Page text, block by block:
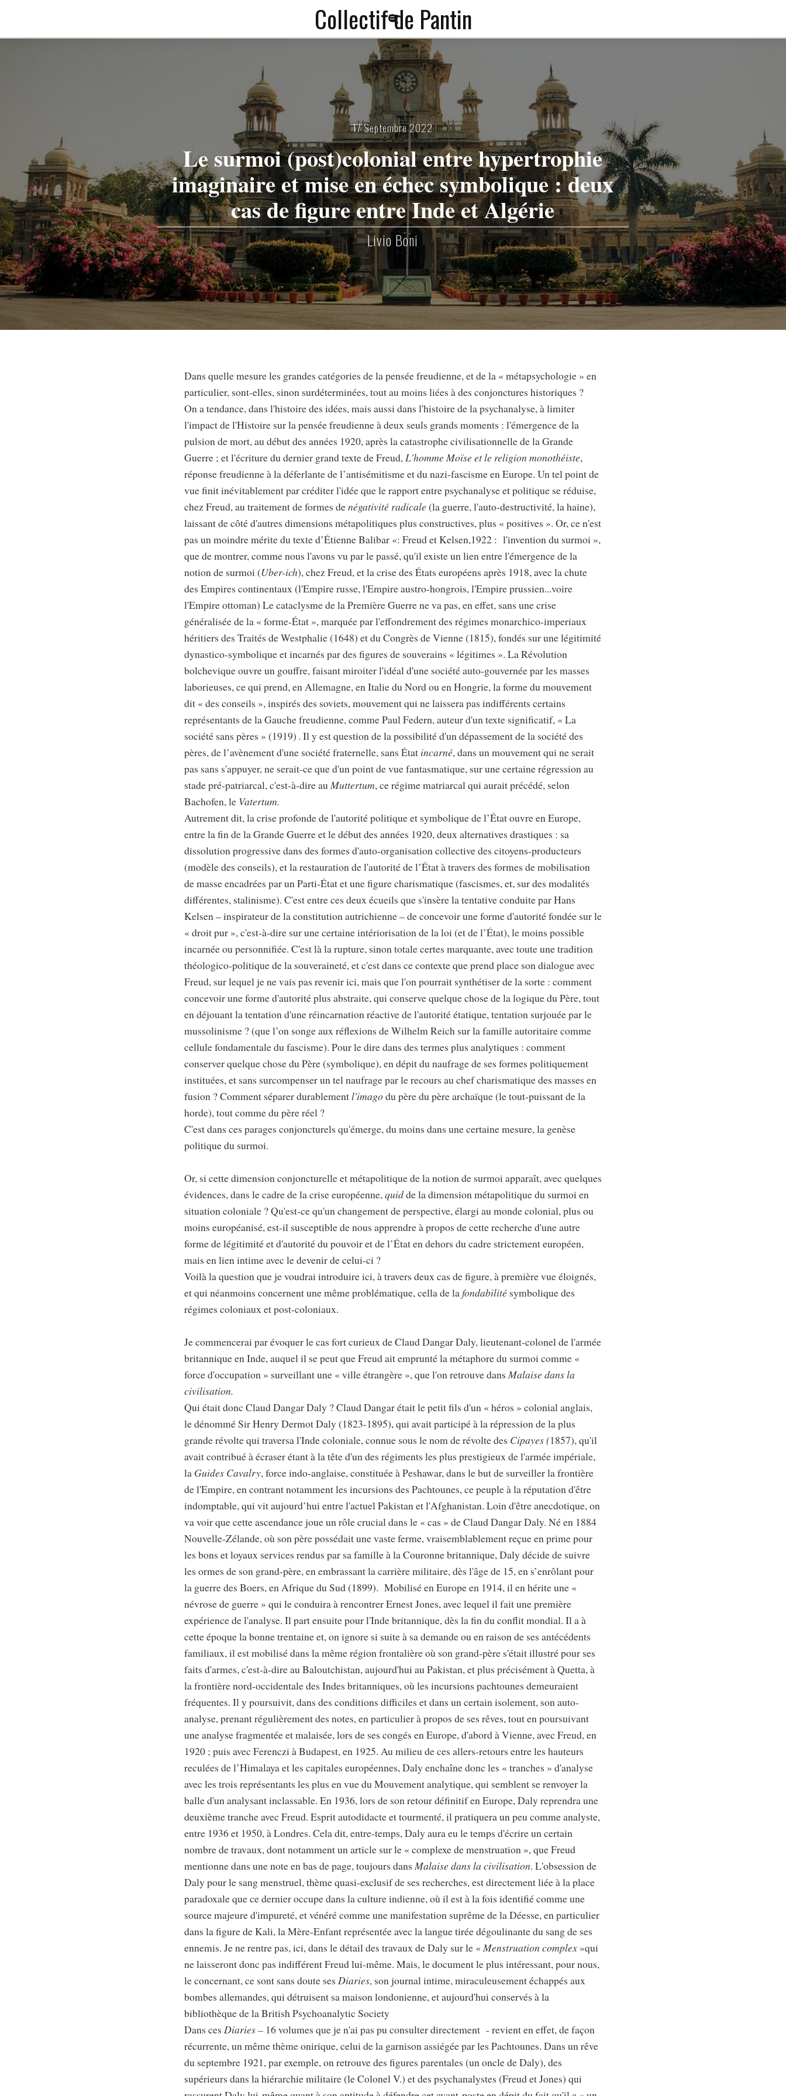
a
Collectif de Pantin
f
17 Septembre 2022
Le surmoi (post)colonial entre hypertrophie
imaginaire et mise en échec symbolique : deux
cas de figure entre Inde et Algérie
Livio Boni
Dans quelle mesure les grandes catégories de la pensée freudienne, et de la « métapsychologie » en
particulier, sont-elles, sinon surdéterminées, tout au moins liées à des conjonctures historiques ?
On a tendance, dans l'histoire des idées, mais aussi dans l'histoire de la psychanalyse, à limiter
l'impact de l'Histoire sur la pensée freudienne à deux seuls grands moments : l'émergence de la
pulsion de mort, au début des années 1920, après la catastrophe civilisationnelle de la Grande
Guerre ; et l'écriture du dernier grand texte de Freud,L'homme Moïse et le religion monothéiste,
réponse freudienne à la déferlante de l’antisémitisme et du nazi-fascisme en Europe. Un tel point de
vue finit inévitablement par créditer l'idée que le rapport entre psychanalyse et politique se réduise,
chez Freud, au traitement de formes denégativité radicale(la guerre, l'auto-destructivité, la haine),
laissant de côté d'autres dimensions métapolitiques plus constructives, plus « positives ». Or, ce n'est
pas un moindre mérite du texte d’Étienne Balibar «: Freud et Kelsen,1922 : l'invention du surmoi »,
que de montrer, comme nous l'avons vu par le passé, qu'il existe un lien entre l'émergence de la
notion de surmoi (Uber-ich), chez Freud, et la crise des États européens après 1918, avec la chute
des Empires continentaux (l'Empire russe, l'Empire austro-hongrois, l'Empire prussien...voire
l'Empire ottoman) Le cataclysme de la Première Guerre ne va pas, en effet, sans une crise
généralisée de la « forme-État », marquée par l'effondrement des régimes monarchico-imperiaux
héritiers des Traités de Westphalie (1648) et du Congrès de Vienne (1815), fondés sur une légitimité
dynastico-symbolique et incarnés par des figures de souverains « légitimes ». La Révolution
bolchevique ouvre un gouffre, faisant miroiter l'idéal d'une société auto-gouvernée par les masses
laborieuses, ce qui prend, en Allemagne, en Italie du Nord ou en Hongrie, la forme du mouvement
dit « des conseils », inspirés des soviets, mouvement qui ne laissera pas indifférents certains
représentants de la Gauche freudienne, comme Paul Federn, auteur d'un texte significatif, « La
société sans pères » (1919) . Il y est question de la possibilité d'un dépassement de la société des
pères, de l’avènement d'une société fraternelle, sans État incarné, dans un mouvement qui ne serait
pas sans s'appuyer, ne serait-ce que d'un point de vue fantasmatique, sur une certaine régression au
stade pré-patriarcal, c'est-à-dire auMuttertum, ce régime matriarcal qui aurait précédé, selon
Bachofen, le Vatertum.
Autrement dit, la crise profonde de l'autorité politique et symbolique de l’État ouvre en Europe,
entre la fin de la Grande Guerre et le début des années 1920, deux alternatives drastiques : sa
dissolution progressive dans des formes d'auto-organisation collective des citoyens-producteurs
(modèle des conseils), et la restauration de l'autorité de l’État à travers des formes de mobilisation
de masse encadrées par un Parti-État et une figure charismatique (fascismes, et, sur des modalités
différentes, stalinisme). C'est entre ces deux écueils que s'insère la tentative conduite par Hans
Kelsen – inspirateur de la constitution autrichienne – de concevoir une forme d'autorité fondée sur le
« droit pur », c'est-à-dire sur une certaine intériorisation de la loi (et de l’État), le moins possible
incarnée ou personnifiée. C'est là la rupture, sinon totale certes marquante, avec toute une tradition
théologico-politique de la souveraineté, et c'est dans ce contexte que prend place son dialogue avec
Freud, sur lequel je ne vais pas revenir ici, mais que l'on pourrait synthétiser de la sorte : comment
concevoir une forme d'autorité plus abstraite, qui conserve quelque chose de la logique du Père, tout
en déjouant la tentation d'une réincarnation réactive de l'autorité étatique, tentation surjouée par le
mussolinisme ? (que l’on songe aux réflexions de Wilhelm Reich sur la famille autoritaire comme
cellule fondamentale du fascisme). Pour le dire dans des termes plus analytiques : comment
conserver quelque chose du Père (symbolique), en dépit du naufrage de ses formes politiquement
instituées, et sans surcompenser un tel naufrage par le recours au chef charismatique des masses en
fusion ? Comment séparer durablementl'imagodu père du père archaïque (le tout-puissant de la
horde), tout comme du père réel ?
C'est dans ces parages conjoncturels qu'émerge, du moins dans une certaine mesure, la genèse
politique du surmoi.
Or, si cette dimension conjoncturelle et métapolitique de la notion de surmoi apparaît, avec quelques
évidences, dans le cadre de la crise européenne,quidde la dimension métapolitique du surmoi en
situation coloniale ? Qu'est-ce qu'un changement de perspective, élargi au monde colonial, plus ou
moins européanisé, est-il susceptible de nous apprendre à propos de cette recherche d'une autre
forme de légitimité et d'autorité du pouvoir et de l’État en dehors du cadre strictement européen,
mais en lien intime avec le devenir de celui-ci ?
Voilà la question que je voudrai introduire ici, à travers deux cas de figure, à première vue éloignés,
et qui néanmoins concernent une même problématique, cella de lafondabilité symbolique des
régimes coloniaux et post-coloniaux.
Je commencerai par évoquer le cas fort curieux de Claud Dangar Daly, lieutenant-colonel de l'armée
britannique en Inde, auquel il se peut que Freud ait emprunté la métaphore du surmoi comme «
force d'occupation » surveillant une « ville étrangère », que l'on retrouve dans Malaise dans la
civilisation.
Qui était donc Claud Dangar Daly ? Claud Dangar était le petit fils d'un « héros » colonial anglais,
le dénommé Sir Henry Dermot Daly (1823-1895), qui avait participé à la répression de la plus
grande révolte qui traversa l'Inde coloniale, connue sous le nom de révolte des Cipayes (1857), qu'il
avait contribué à écraser étant à la tête d'un des régiments les plus prestigieux de l'armée impériale,
la Guides Cavalry, force indo-anglaise, constituée à Peshawar, dans le but de surveiller la frontière
de l'Empire, en contrant notamment les incursions des Pachtounes, ce peuple à la réputation d'être
indomptable, qui vit aujourd’hui entre l'actuel Pakistan et l'Afghanistan. Loin d'être anecdotique, on
va voir que cette ascendance joue un rôle crucial dans le « cas » de Claud Dangar Daly. Né en 1884
Nouvelle-Zélande, où son père possédait une vaste ferme, vraisemblablement reçue en prime pour
les bons et loyaux services rendus par sa famille à la Couronne britannique, Daly décide de suivre
les ormes de son grand-père, en embrassant la carrière militaire, dès l'âge de 15, en s’enrôlant pour
la guerre des Boers, en Afrique du Sud (1899). Mobilisé en Europe en 1914, il en hérite une «
névrose de guerre » qui le conduira à rencontrer Ernest Jones, avec lequel il fait une première
expérience de l'analyse. Il part ensuite pour l'Inde britannique, dès la fin du conflit mondial. Il a à
cette époque la bonne trentaine et, on ignore si suite à sa demande ou en raison de ses antécédents
familiaux, il est mobilisé dans la même région frontalière où son grand-père s'était illustré pour ses
faits d'armes, c'est-à-dire au Baloutchistan, aujourd'hui au Pakistan, et plus précisément à Quetta, à
la frontière nord-occidentale des Indes britanniques, où les incursions pachtounes demeuraient
fréquentes. Il y poursuivit, dans des conditions difficiles et dans un certain isolement, son auto-
analyse, prenant régulièrement des notes, en particulier à propos de ses rêves, tout en poursuivant
une analyse fragmentée et malaisée, lors de ses congés en Europe, d'abord à Vienne, avec Freud, en
1920 ; puis avec Ferenczi à Budapest, en 1925. Au milieu de ces allers-retours entre les hauteurs
reculées de l’Himalaya et les capitales européennes, Daly enchaîne donc les « tranches » d'analyse
avec les trois représentants les plus en vue du Mouvement analytique, qui semblent se renvoyer la
balle d'un analysant inclassable. En 1936, lors de son retour définitif en Europe, Daly reprendra une
deuxième tranche avec Freud. Esprit autodidacte et tourmenté, il pratiquera un peu comme analyste,
entre 1936 et 1950, à Londres. Cela dit, entre-temps, Daly aura eu le temps d'écrire un certain
nombre de travaux, dont notamment un article sur le « complexe de menstruation », que Freud
mentionne dans une note en bas de page, toujours dans Malaise dans la civilisation. L'obsession de
Daly pour le sang menstruel, thème quasi-exclusif de ses recherches, est directement liée à la place
paradoxale que ce dernier occupe dans la culture indienne, où il est à la fois identifié comme une
source majeure d'impureté, et vénéré comme une manifestation suprême de la Déesse, en particulier
dans la figure de Kali, la Mère-Enfant représentée avec la langue tirée dégoulinante du sang de ses
ennemis. Je ne rentre pas, ici, dans le détail des travaux de Daly sur le « Menstruation complex »qui
ne laisseront donc pas indifférent Freud lui-même. Mais, le document le plus intéressant, pour nous,
le concernant, ce sont sans doute ses Diaries, son journal intime, miraculeusement échappés aux
bombes allemandes, qui détruisent sa maison londonienne, et aujourd'hui conservés à la
bibliothèque de la British Psychoanalytic Society
Dans ces Diaries – 16 volumes que je n'ai pas pu consulter directement - revient en effet, de façon
récurrente, un même thème onirique, celui de la garnison assiégée par les Pachtounes. Dans un rêve
du septembre 1921, par exemple, on retrouve des figures parentales (un oncle de Daly), des
supérieurs dans la hiérarchie militaire (le Colonel V.) et des psychanalystes (Freud et Jones) qui